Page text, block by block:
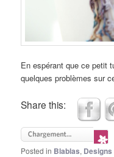
En espérant que ce petit
quelques problèmes sur
Share this:
Posted in Blablas, Designs